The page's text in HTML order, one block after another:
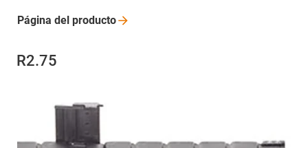
Página del producto
R2.75